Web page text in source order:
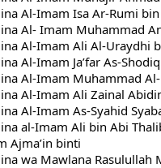
Al-Imam Isa Ar-Rumi bin
Al- Imam Muhammad
Al-Imam Ali Al-Uraydhi
Al-Imam Ja’far As-
Al-Imam Muhammad
Al-Imam Ali Zainal
Al-Imam As-Syahid
al-Imam Ali bin Abi
Ajma’in binti
wa Mawlana Rasulullah